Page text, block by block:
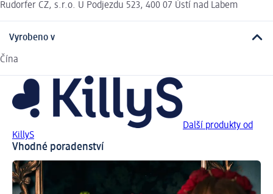
Rudorfer CZ, s.r.o. U Podjezdu 523, 400 07 Ústí nad Labem
Vyrobeno v
Čína
Další produkty od
KillyS
Vhodné poradenství